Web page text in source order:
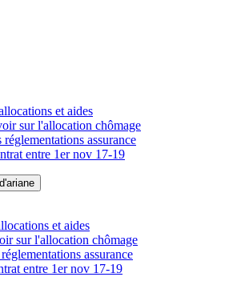
et aides
sur l'allocation chômage
réglementations assurance
entre 1er nov 17-19
et aides
sur l'allocation chômage
assurance
entre 1er nov 17-19